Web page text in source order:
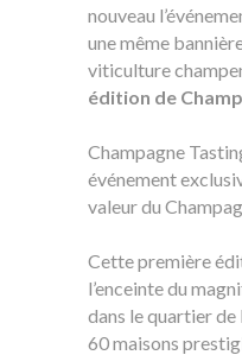
nouveau
une même
viticulture
édition de
Champagne
événement
valeur du
Cette première
l’enceinte du
dans le quartier
60 maisons